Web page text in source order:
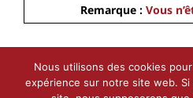
Remarque : Vous
Nous utilisons des cookies
expérience sur notre site web.